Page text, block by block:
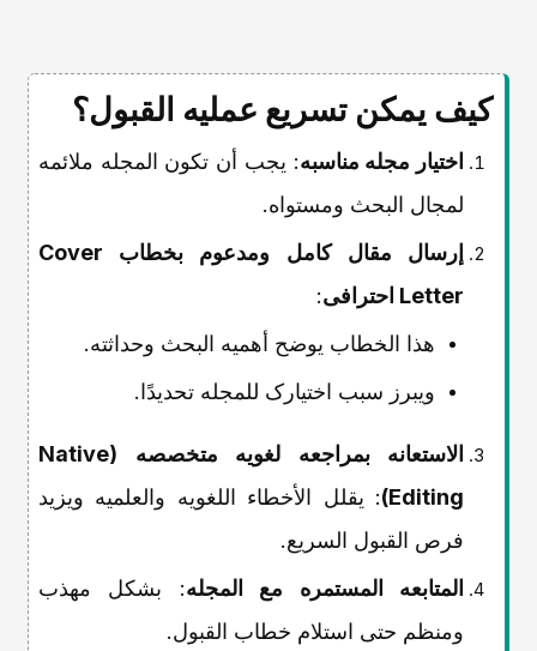
کیف یمکن تسریع عملیه القبول؟
اختیار مجله مناسبه: یجب أن تکون المجله ملائمه
لمجال البحث ومستواه.
إرسال مقال کامل ومدعوم بخطاب Cover
Letter احترافی
:
هذا الخطاب یوضح أهمیه البحث وحداثته.
ویبرز سبب اختیارک للمجله تحدیدًا.
الاستعانه بمراجعه لغویه متخصصه (Native
Editing) : یقلل الأخطاء اللغویه والعلمیه ویزید
فرص القبول السریع.
المتابعه المستمره مع المجله: بشکل مهذب
ومنظم حتى استلام خطاب القبول.